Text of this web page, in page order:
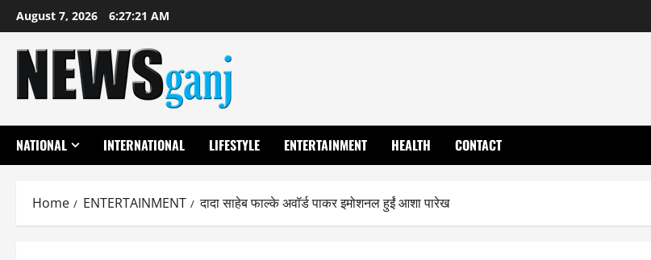
Skip
to
content
August 7, 2026 6:27:22 AM
NATIONAL INTERNATIONAL LIFESTYLE ENTERTAINMENT HEALTH CONTACT
Home ENTERTAINMENT दादा साहेब फाल्के अवॉर्ड पाकर इमोशनल हुईं आशा पारेख